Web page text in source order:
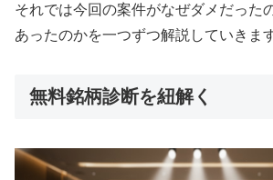
それでは今回の案件がなぜダメだった
あったのかを一つずつ解説していきま
無料銘柄診断を紐解く